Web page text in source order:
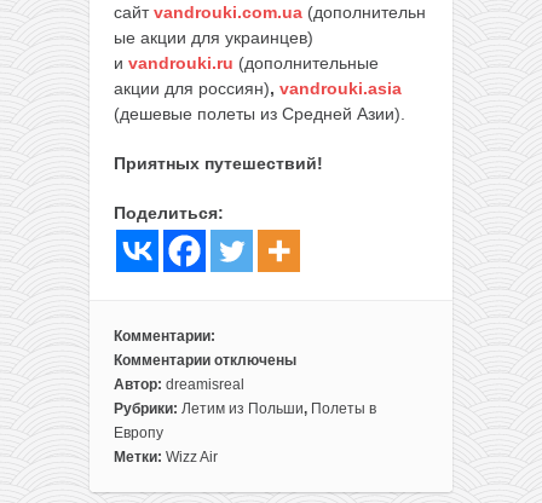
сайтvandrouki.com.ua (дополнительн
ые акции для украинцев)
и vandrouki.ru (дополнительные
акции для россиян), vandrouki.asia
(дешевые полеты из Средней Азии).
Приятных путешествий!
Поделиться:
Комментарии:
Комментарии
к
записи
В
Барселону
отключены
Автор: dreamisreal
Рубрики: Летим из Польши, Полеты в
Европу
Метки: Wizz Air